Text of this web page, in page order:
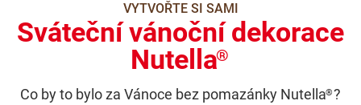
VYTVOŘTE SI SAMI
Sváteční vánoční dekorace
Nutella®
Co by to bylo za Vánoce bez pomazánky Nutella®?